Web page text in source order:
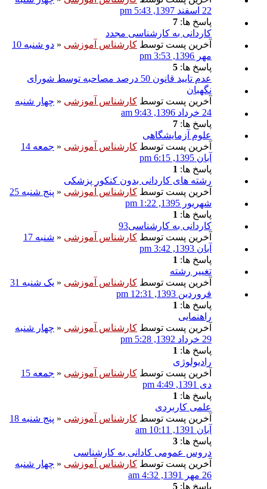
22 اسفند 1397, 5:43 pm
پاسخ ها: 7
کاردانی به کارشناسی مجدد
آخرین پست توسط کارشناس آموزشی «
دو شنبه 10
مهر 1396, 3:53 pm
پاسخ ها: 5
عدم تایید قانون 50 درصد مصاحبه توسط شورای
نگهبان
آخرین پست توسط کارشناس آموزشی « چهار شنبه
24 خرداد 1396, 9:43 am
پاسخ ها: 7
علوم آزمایشگاهی
آخرین پست توسط کارشناس آموزشی «
جمعه 14
آبان 1395, 6:15 pm
پاسخ ها: 1
رشته های کاردانی بدون کنکور پزشکی
آخرین پست توسط کارشناس آموزشی «
پنج شنبه 25
شهریور 1395, 1:22 pm
پاسخ ها: 1
کاردانی به کارشناسی93
آخرین پست توسط کارشناس آموزشی «
شنبه 17
آبان 1393, 3:42 pm
پاسخ ها: 1
تغییر رشته
آخرین پست توسط کارشناس آموزشی «
یک شنبه 31
فروردین 1393, 12:31 pm
پاسخ ها: 1
راهنمایی
آخرین پست توسط کارشناس آموزشی « چهار شنبه
29 خرداد 1392, 5:28 pm
پاسخ ها: 1
رادیولوژی
آخرین پست توسط کارشناس آموزشی «
جمعه 15
دی 1391, 4:49 pm
پاسخ ها: 1
علمی کاربردی
آخرین پست توسط کارشناس آموزشی «
پنج شنبه 18
آبان 1391, 10:11 am
پاسخ ها: 3
دروس عمومی کادانی به کارشناسی
آخرین پست توسط کارشناس آموزشی « چهار شنبه
26 مهر 1391, 4:32 am
پاسخ ها: 5